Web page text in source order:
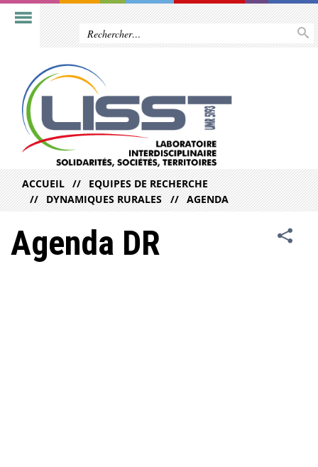
ACCUEIL
EQUIPES DE RECHERCHE
DYNAMIQUES RURALES
AGENDA
Agenda DR